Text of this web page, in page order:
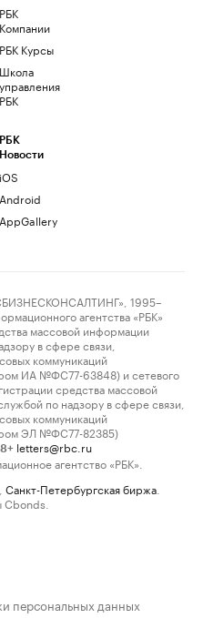
РБК
Компании
РБК Курсы
Школа
управления
РБК
РБК
Новости
iOS
Android
AppGallery
1995–
агентства «РБК»
массовой информации
в сфере связи,
коммуникаций
ИА №ФС77-63848) и сетевого
средства массовой
по надзору в сфере связи,
коммуникаций
ЭЛ №ФС77-82385)
letters@rbc.ru
агентство «РБК».
Санкт-Петербургская биржа
Cbonds.
персональных данных